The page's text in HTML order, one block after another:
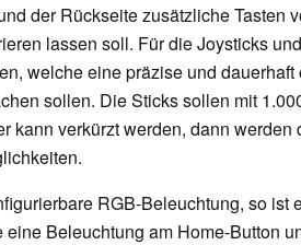
der Rückseite zusätzliche Tasten
lassen soll. Für die Joysticks
welche eine präzise und
sollen. Die Sticks sollen mit
kann verkürzt werden, dann werden
RGB-Beleuchtung, so ist
Beleuchtung am Home-Button